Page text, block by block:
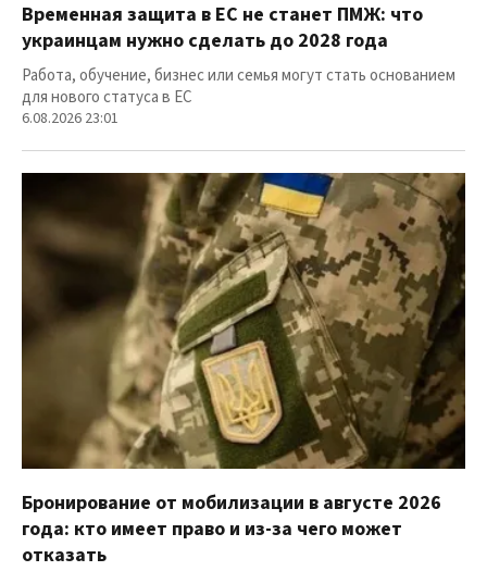
Временная защита в ЕС не станет ПМЖ: что
украинцам нужно сделать до 2028 года
Работа, обучение, бизнес или семья могут стать основанием
для нового статуса в ЕС
6.08.2026 23:01
Бронирование от мобилизации в августе 2026
года: кто имеет право и из-за чего может
отказать